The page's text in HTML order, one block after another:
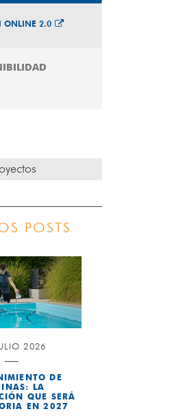
ONLINE 2.0
POSTS
2026
DE
LA
QUE SERÁ
EN 2027